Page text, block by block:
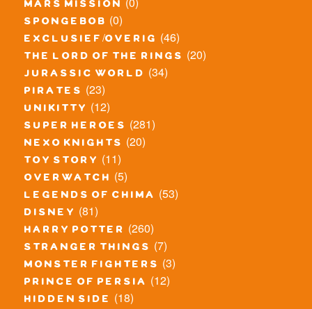
mars mission
spongebob (0)
exclusief/overig (46)
the lord of the rings (20)
jurassic world (34)
pirates (23)
unikitty (12)
super heroes (281)
nexo knights (20)
toy story (11)
overwatch (5)
legends of chima (53)
disney (81)
harry potter (260)
stranger things (7)
monster fighters (3)
prince of persia (12)
hidden side (18)